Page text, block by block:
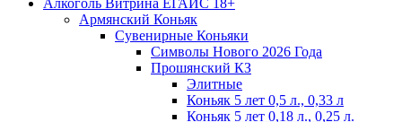
Алкоголь Витрина ЕГАИС 18+
Армянский Коньяк
Сувенирные Коньяки
Символы Нового 2026 Года
Прошянский КЗ
Элитные
Коньяк 5 лет 0,5 л., 0,33 л
Коньяк 5 лет 0,18 л., 0,25 л.